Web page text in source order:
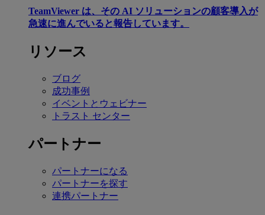
TeamViewer は、その AI ソリューションの顧客導入が
急速に進んでいると報告しています。
リソース
ブログ
成功事例
イベントとウェビナー
トラスト センター
パートナー
パートナーになる
パートナーを探す
連携パートナー